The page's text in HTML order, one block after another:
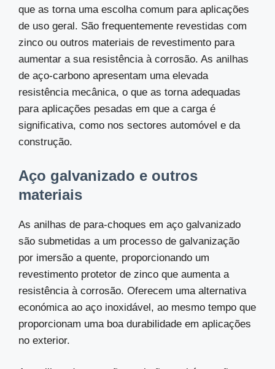
que as torna uma escolha comum para aplicações
de uso geral. São frequentemente revestidas com
zinco ou outros materiais de revestimento para
aumentar a sua resistência à corrosão. As anilhas
de aço-carbono apresentam uma elevada
resistência mecânica, o que as torna adequadas
para aplicações pesadas em que a carga é
significativa, como nos sectores automóvel e da
construção.
Aço galvanizado e outros
materiais
As anilhas de para-choques em aço galvanizado
são submetidas a um processo de galvanização
por imersão a quente, proporcionando um
revestimento protetor de zinco que aumenta a
resistência à corrosão. Oferecem uma alternativa
económica ao aço inoxidável, ao mesmo tempo que
proporcionam uma boa durabilidade em aplicações
no exterior.